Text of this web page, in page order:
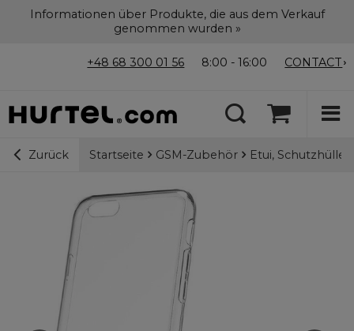
Informationen über Produkte, die aus dem Verkauf
genommen wurden »
+48 68 300 01 56 8:00 - 16:00 CONTACT
Zurück Startseite GSM-Zubehör Etui, Schutzhülle